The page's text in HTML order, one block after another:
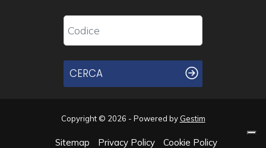
CERCA
Copyright © 2026 - Powered by Gestim
Sitemap Privacy Policy Cookie Policy